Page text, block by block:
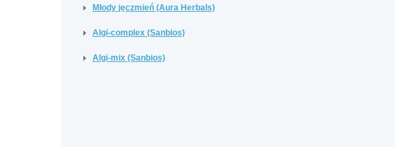
Młody jęczmień (Aura Herbals)
Algi-complex (Sanbios)
Algi-mix (Sanbios)